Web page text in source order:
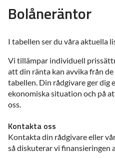
Bolåneräntor
I tabellen ser du våra aktuella
Vi tillämpar individuell
att din ränta kan avvika från
tabellen. Din rådgivare ger dig
ekonomiska situation och på
oss.
Kontakta oss
Kontakta din rådgivare eller
så diskuterar vi finansieringen